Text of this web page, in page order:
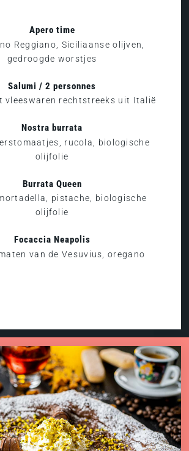
Apero time
Reggiano, Siciliaanse olijven,
gedroogde worstjes
Salumi / 2 personnes
vleeswaren rechtstreeks uit Italië
Nostra burrata
rucola, biologische
olijfolie
Burrata Queen
pistache, biologische
olijfolie
Focaccia Neapolis
van de Vesuvius, oregano